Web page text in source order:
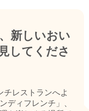
新しいおい
してくださ
チレストランへよ
ディフレンチ」、